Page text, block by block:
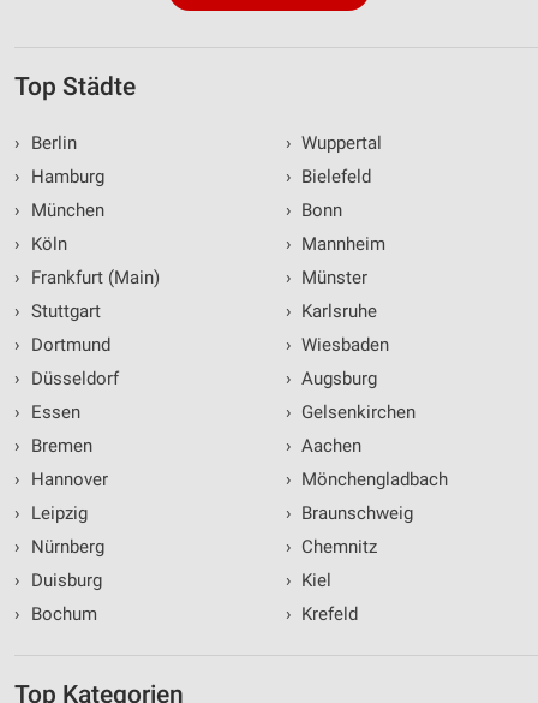
Top Städte
›
Berlin
›
Hamburg
›
München
›
Köln
›
Frankfurt (Main)
› Stuttgart
›
Dortmund
›
Düsseldorf
›
Essen
›
Bremen
›
Hannover
›
Leipzig
›
Nürnberg
›
Duisburg
›
Bochum
› Wuppertal
› Bielefeld
› Bonn
› Mannheim
› Münster
› Karlsruhe
› Wiesbaden
› Augsburg
› Gelsenkirchen
› Aachen
› Mönchengladbach
› Braunschweig
› Chemnitz
› Kiel
› Krefeld
Top Kategorien